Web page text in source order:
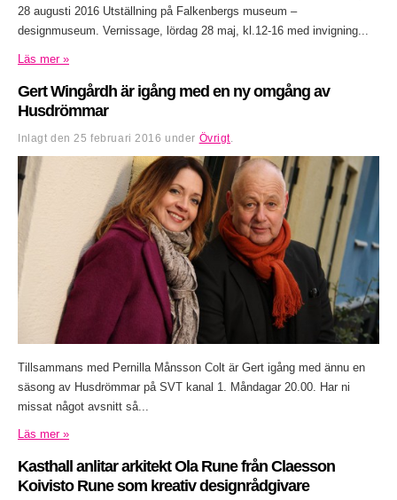
28 augusti 2016 Utställning på Falkenbergs museum –
designmuseum. Vernissage, lördag 28 maj, kl.12-16 med invigning...
Läs mer »
Gert Wingårdh är igång med en ny omgång av
Husdrömmar
Inlagt den 25 februari 2016 under Övrigt
Tillsammans med Pernilla Månsson Colt är Gert igång med ännu en
säsong av Husdrömmar på SVT kanal 1. Måndagar 20.00. Har ni
missat något avsnitt så...
Läs mer »
Kasthall anlitar arkitekt Ola Rune från Claesson
Koivisto Rune som kreativ designrådgivare